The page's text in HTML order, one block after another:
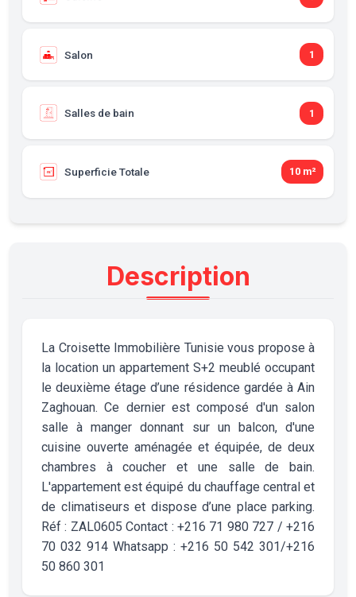
Salon 1
Salles de bain 1
Superficie Totale 10 m²
Description
La Croisette Immobilière Tunisie vous propose à
la location un appartement S+2 meublé occupant
le deuxième étage d’une résidence gardée à Ain
Zaghouan. Ce dernier est composé d'un salon
salle à manger donnant sur un balcon, d'une
cuisine ouverte aménagée et équipée, de deux
chambres à coucher et une salle de bain.
L'appartement est équipé du chauffage central et
de climatiseurs et dispose d’une place parking.
Réf : ZAL0605 Contact : +216 71 980 727 / +216
70 032 914 Whatsapp : +216 50 542 301/+216
50 860 301